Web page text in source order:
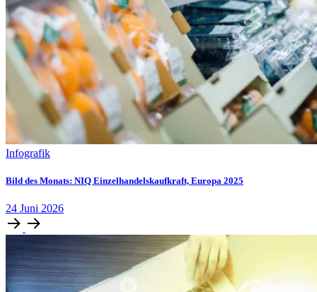
Infografik
Bild des Monats: NIQ Einzelhandelskaufkraft, Europa 2025
24 Juni 2026